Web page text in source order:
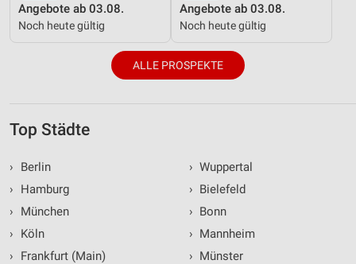
Angebote ab 03.08.
Noch heute gültig
Angebote ab 03.08.
Noch heute gültig
ALLE PROSPEKTE
Top Städte
›
Berlin
›
Hamburg
›
München
›
Köln
›
Frankfurt (Main)
› Wuppertal
› Bielefeld
› Bonn
› Mannheim
› Münster